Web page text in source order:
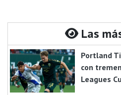
Las
Portland
con
Leagues